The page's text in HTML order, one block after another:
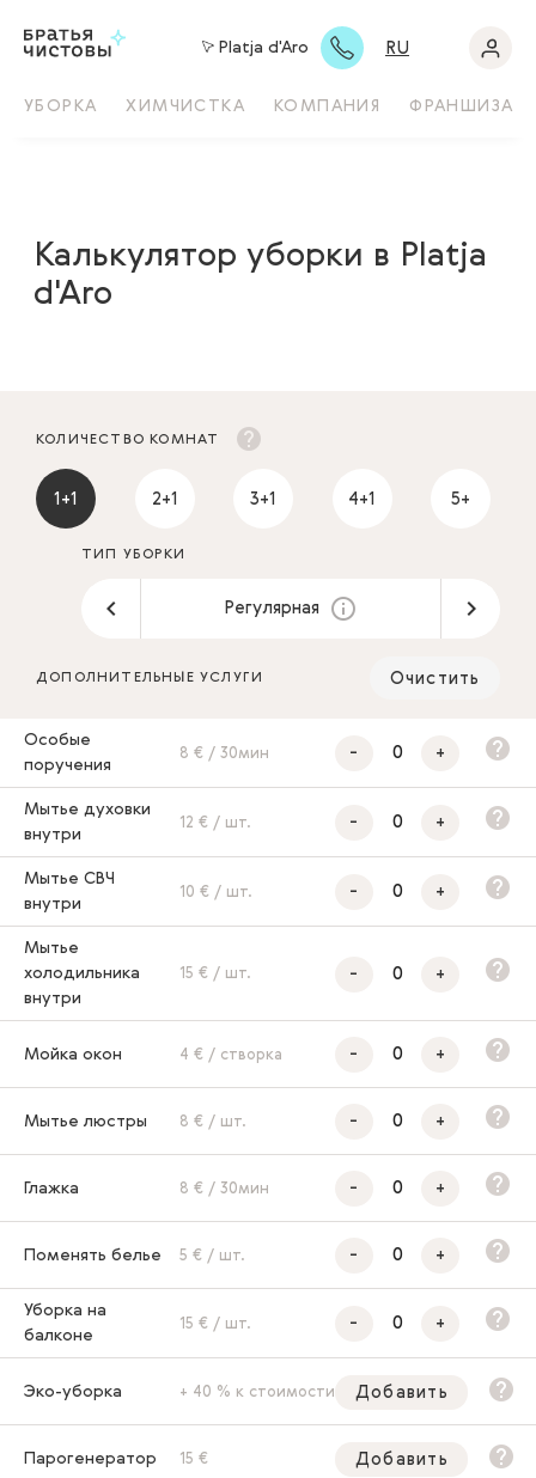
Platja d'Aro RU
УБОРКА ХИМЧИСТКА КОМПАНИЯ ФРАНШИЗА
Калькулятор уборки в Platja
d'Aro
КОЛИЧЕСТВО КОМНАТ
1+1 2+1 3+1 4+1 5+
ТИП УБОРКИ
Регулярная
ДОПОЛНИТЕЛЬНЫЕ УСЛУГИ Очистить
Особые
поручения
8 € / 30мин - +
Мытье духовки
внутри
12 € / шт. - +
Мытье СВЧ
внутри
10 € / шт. - +
Мытье
холодильника
внутри
15 € / шт. - +
Мойка окон 4 € / створка - +
Мытье люстры 8 € / шт. - +
Глажка 8 € / 30мин - +
Поменять белье 5 € / шт. - +
Уборка на
балконе
15 € / шт. - +
Эко-уборка + 40 % к стоимости Добавить
Парогенератор 15 € Добавить